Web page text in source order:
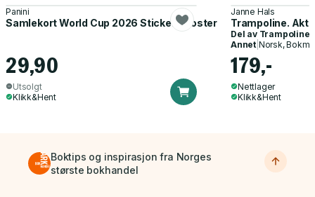
Panini
Samlekort World Cup 2026 Sticker Booster
29,90
Utsolgt
Klikk&Hent
Janne Hals
Trampoline.
Del av Trampoline
Annet| Norsk,
179,-
Nettlager
Klikk&Hent
Boktips og inspirasjon fra Norges
største bokhandel